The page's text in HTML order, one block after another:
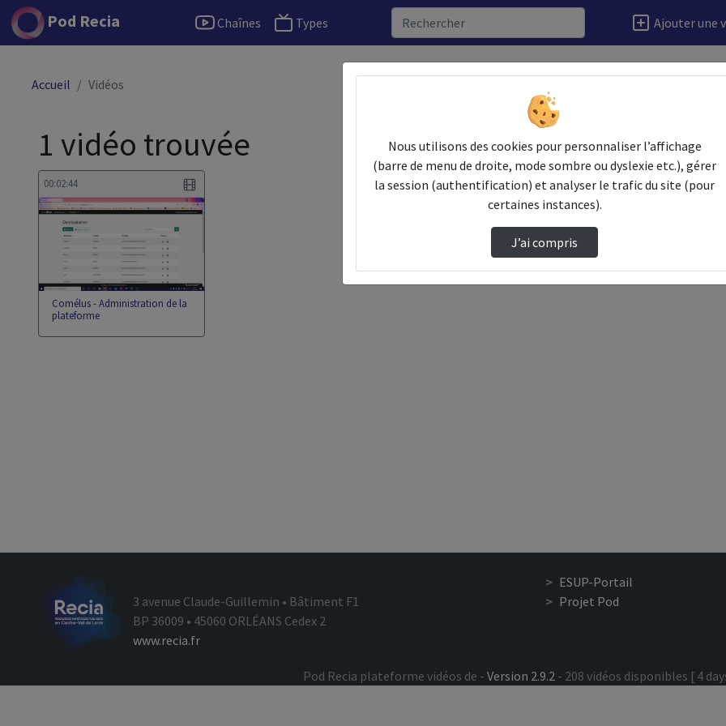
Pod Recia Chaînes Types Ajouter une
Accueil Vidéos
1 vidéo trouvée
00:02:44
Comélus - Administration de la
plateforme
3 avenue Claude-Guillemin • Bâtiment F1
BP 36009 • 45060 ORLÉANS Cedex 2
www.recia.fr
ESUP-Portail
Projet Pod
Pod Recia plateforme vidéos de - Version 2.9.2- 208 vidéos disponibles [ 4
Nous utilisons des cookies pour personnaliser l’affichage
(barre de menu de droite, mode sombre ou dyslexie etc.), gérer
la session (authentification) et analyser le trafic du site (pour
certaines instances).
J’ai compris